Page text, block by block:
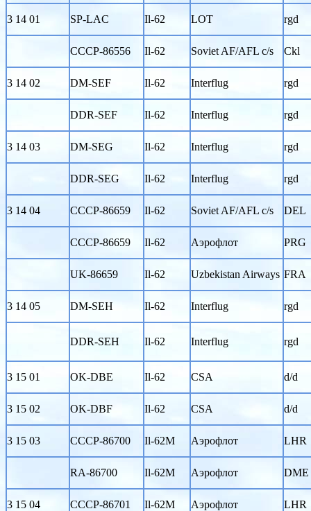
3 14 01 SP-LAC Il-62 LOT rgd
CCCP-86556 Il-62 Soviet AF/AFL c/s Ckl
3 14 02 DM-SEF Il-62 Interflug rgd
DDR-SEF Il-62 Interflug rgd
3 14 03 DM-SEG Il-62 Interflug rgd
DDR-SEG Il-62 Interflug rgd
3 14 04 CCCP-86659 Il-62 Soviet AF/AFL c/s DEL
CCCP-86659 Il-62 Аэрофлот PRG
UK-86659 Il-62 Uzbekistan Airways FRA
3 14 05 DM-SEH Il-62 Interflug rgd
DDR-SEH Il-62 Interflug rgd
3 15 01 OK-DBE Il-62 CSA d/d
3 15 02 OK-DBF Il-62 CSA d/d
3 15 03 CCCP-86700 Il-62M Аэрофлот LHR
RA-86700 Il-62M Аэрофлот DME
3 15 04 CCCP-86701 Il-62M Аэрофлот LHR